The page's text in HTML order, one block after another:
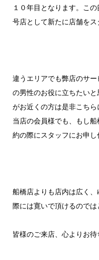
１０年目となります。こ
号店として新たに店舗をス
違うエリアでも弊店のサ
の男性のお役に立ちたい
がお近くの方は是非こち
当店の会員様でも、もし
約の際にスタッフにお申し
船橋店よりも店内は広く
際には寛いで頂けるので
皆様のご来店、心よりお待